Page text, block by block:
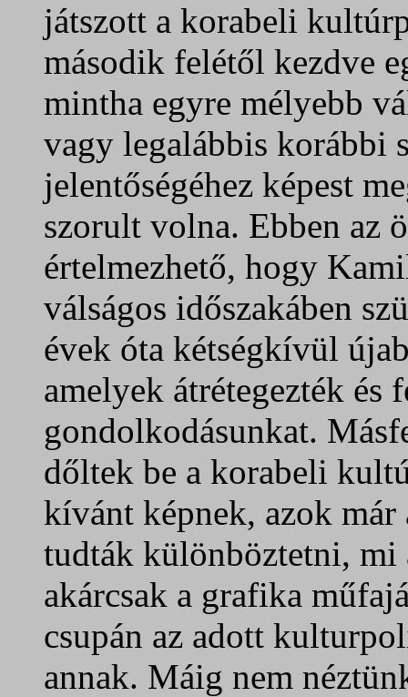
játszott a korabeli
második felétől kezdve
mintha egyre mélyebb
vagy legalábbis korábbi
jelentőségéhez képest
szorult volna. Ebben az
értelmezhető, hogy
válságos időszakáben
évek óta kétségkívül
amelyek átrétegezték és
gondolkodásunkat.
dőltek be a korabeli
kívánt képnek, azok már
tudták különböztetni, mi
akárcsak a grafika
csupán az adott
annak. Máig nem